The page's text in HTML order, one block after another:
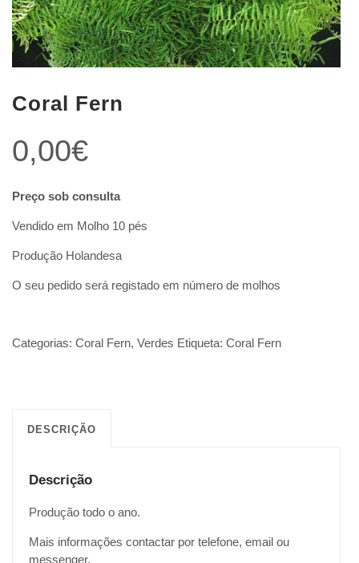
Coral Fern
0,00€
Preço sob consulta
Vendido em Molho 10 pés
Produção Holandesa
O seu pedido será registado em número de molhos
Categorias: Coral Fern, Verdes Etiqueta: Coral Fern
DESCRIÇÃO
Descrição
Produção todo o ano.
Mais informações contactar por telefone, email ou
messenger.